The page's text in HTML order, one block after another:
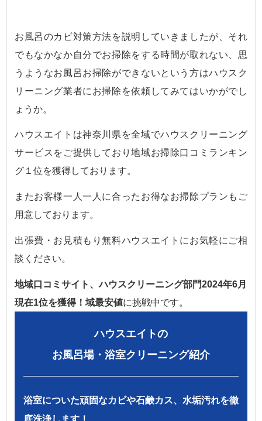
お風呂のカビ対策方法を説明していきましたが、それ
でもなかなか自分でお掃除をする時間が取れない、思
うようなお風呂お掃除ができないという方はハウスク
リーニング業者にお掃除を依頼してみてはいかがでし
ょうか。
ハウスエイトは神奈川県を全域でハウスクリーニング
サービスをご提供しており地域お掃除口コミランキン
グ１位を獲得しております。
またお客様一人一人に合ったお得なお掃除プランもご
用意しております。
出張費・お見積もり無料ハウスエイトにお気軽にご相
談ください。
地域口コミサイト、ハウスクリーニング部門2024年6月
現在1位を獲得！ 域最安値に挑戦中です。
ハウスエイトの
お風呂場・浴室クリーニング紹介
浴室についた頑固なカビや石鹸カス、水垢汚れを徹
底洗浄します！